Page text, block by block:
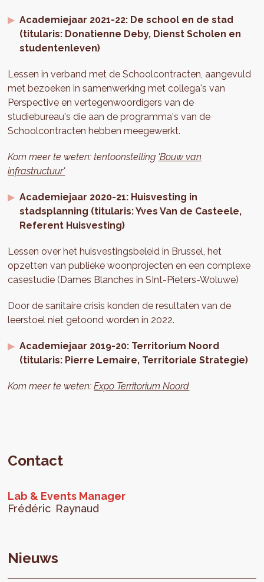
Academiejaar 2021-22: De school en de stad
(titularis: Donatienne Deby, Dienst Scholen en
studentenleven)
Lessen in verband met de Schoolcontracten, aangevuld
met bezoeken in samenwerking met collega's van
Perspective en vertegenwoordigers van de
studiebureau's die aan de programma's van de
Schoolcontracten hebben meegewerkt.
Kom meer te weten: tentoonstelling 'Bouw van
infrastructuur'
Academiejaar 2020-21: Huisvesting in
stadsplanning (titularis: Yves Van de Casteele,
Referent Huisvesting)
Lessen over het huisvestingsbeleid in Brussel, het
opzetten van publieke woonprojecten en een complexe
casestudie (Dames Blanches in SInt-Pieters-Woluwe)
Door de sanitaire crisis konden de resultaten van de
leerstoel niet getoond worden in 2022.
Academiejaar 2019-20: Territorium Noord
(titularis: Pierre Lemaire, Territoriale Strategie)
Kom meer te weten:Expo Territorium Noord
Contact
Lab & Events Manager
Frédéric Raynaud
Nieuws